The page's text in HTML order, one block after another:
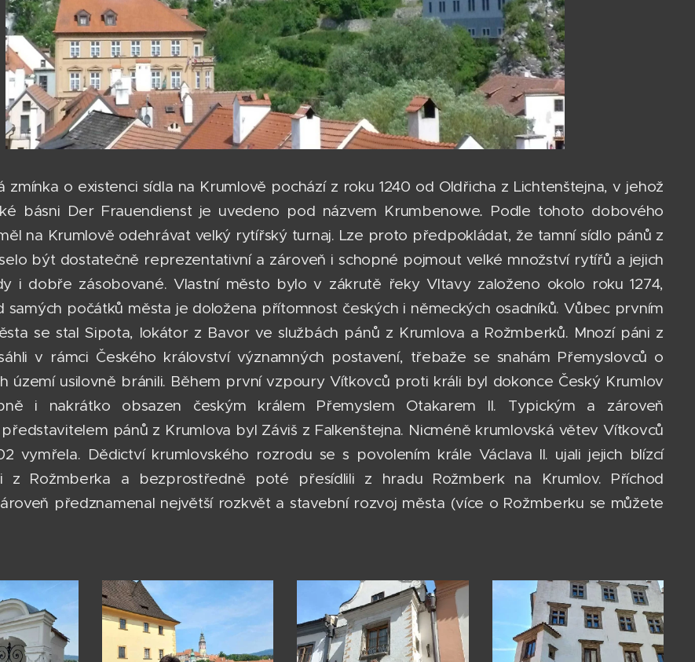
zmínka o existenci sídla na Krumlově pochází z roku 1240 od Oldřicha z Lichtenštejna, v jehož
básni Der Frauendienst je uvedeno pod názvem Krumbenowe. Podle tohoto dobového
na Krumlově odehrávat velký rytířský turnaj. Lze proto předpokládat, že tamní sídlo pánů z
být dostatečně reprezentativní a zároveň i schopné pojmout velké množství rytířů a jejich
i dobře zásobované. Vlastní město bylo v zákrutě řeky Vltavy založeno okolo roku 1274,
samých počátků města je doložena přítomnost českých i německých osadníků. Vůbec prvním
se stal Sipota, lokátor z Bavor ve službách pánů z Krumlova a Rožmberků. Mnozí páni z
v rámci Českého království významných postavení, třebaže se snahám Přemyslovců o
území usilovně bránili. Během první vzpoury Vítkovců proti králi byl dokonce Český Krumlov
i nakrátko obsazen českým králem Přemyslem Otakarem II. Typickým a zároveň
představitelem pánů z Krumlova byl Záviš z Falkenštejna. Nicméně krumlovská větev Vítkovců
vymřela. Dědictví krumlovského rozrodu se s povolením krále Václava II. ujali jejich blízcí
z Rožmberka a bezprostředně poté přesídlili z hradu Rožmberk na Krumlov. Příchod
předznamenal největší rozkvět a stavební rozvoj města (více o Rožmberku se můžete